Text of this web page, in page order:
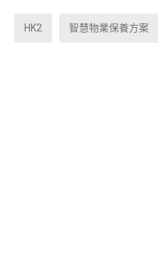
HK2 智慧物業保養方案